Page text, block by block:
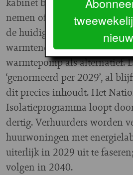
nemen of daarin te
de huidige financiële
warmtenet niet haalbaar is,
warmtepomp als alternatief.
‘genormeerd per 2029’, al
dit precies inhoudt. Het
Isolatieprogramma loopt
dertig. Verhuurders worden
huurwoningen met
uiterlijk in 2029 uit te
volgen in 2040.